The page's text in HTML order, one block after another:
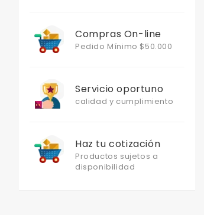
Compras On-line
Pedido Mínimo $50.000
Servicio oportuno
calidad y cumplimiento
Haz tu cotización
Productos sujetos a
disponibilidad